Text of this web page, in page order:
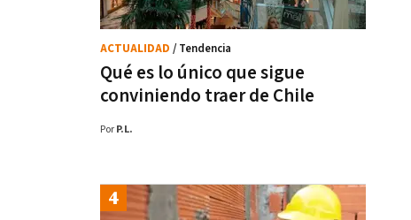
Qué es lo único que sigue
conviniendo traer de Chile
ACTUALIDAD / Tendencia
Por P.L.